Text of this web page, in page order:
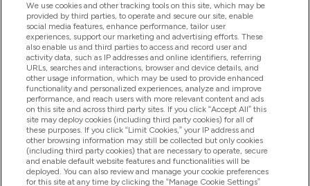
Pomoć I Informacije
Proizvodi
Informacije O Tvrtki
Lojalnost I Nagrade
We use cookies and other tracking tools on this site, which may be
provided by third parties, to operate and secure our site, enable
social media features, enhance performance, tailor user
experiences, support our marketing and advertising efforts. These
also enable us and third parties to access and record user and
activity data, such as IP addresses and online identifiers, referring
URLs, searches and interactions, browser and device details, and
other usage information, which may be used to provide enhanced
functionality and personalized experiences, analyze and improve
performance, and reach users with more relevant content and ads
on this site and across third party sites. If you click “Accept All” this
site may deploy cookies (including third party cookies) for all of
these purposes. If you click “Limit Cookies,” your IP address and
other browsing information may still be collected but only cookies
(including third party cookies) that are necessary to operate, secure
and enable default website features and functionalities will be
deployed. You can also review and manage your cookie preferences
for this site at any time by clicking the “Manage Cookie Settings”